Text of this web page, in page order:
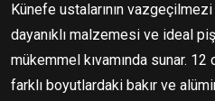
Künefe ustalarının
dayanıklı malzemesi ve ideal
mükemmel kıvamında sunar.
farklı boyutlardaki bakır ve